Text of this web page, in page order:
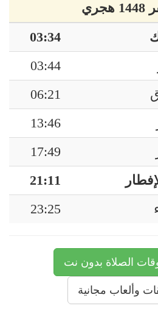
03:34
03:44
06:21
13:46
17:49
21:11
23:25
الصلاة بدون نت
وألعاب مجانية